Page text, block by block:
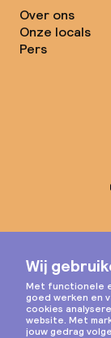
Over ons
Onze locals
Pers